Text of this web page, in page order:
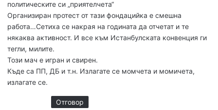
политическите си „приятелчета“
Организиран протест от тази фондацийка е смешна
работа…Сетиха се накрая на годината да отчетат и те
някаква активност. И все към Истанбулската конвенция ги
тегли, милите.
Този мач е игран и свирен.
Къде са ПП, ДБ и т.н. Излагате се момчета и момичета,
излагате се.
Отговор